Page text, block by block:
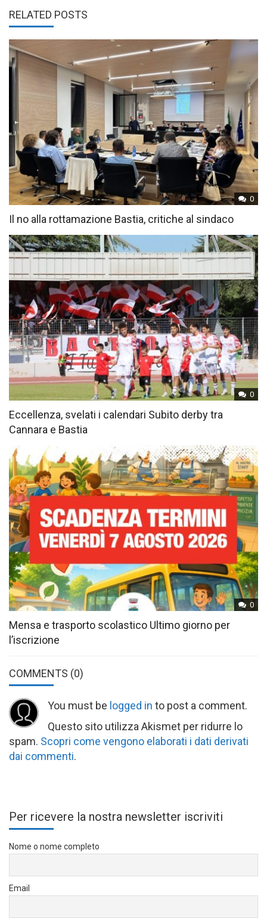
RELATED POSTS
0
Il no alla rottamazione Bastia, critiche al sindaco
0
Eccellenza, svelati i calendari Subito derby tra
Cannara e Bastia
0
Mensa e trasporto scolastico Ultimo giorno per
l’iscrizione
COMMENTS (0)
You must be logged in to post a comment.
Questo sito utilizza Akismet per ridurre lo
spam. Scopri come vengono elaborati i dati derivati
dai commenti.
Per ricevere la nostra newsletter iscriviti
Nome o nome completo
Email